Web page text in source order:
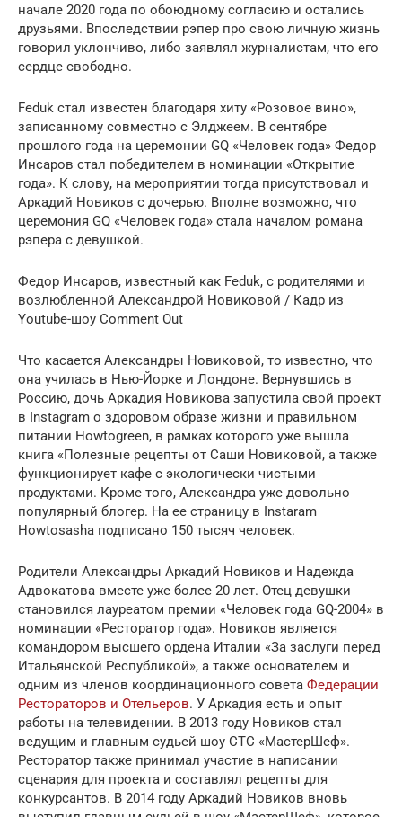
начале 2020 года по обоюдному согласию и остались
друзьями. Впоследствии рэпер про свою личную жизнь
говорил уклончиво, либо заявлял журналистам, что его
сердце свободно.
Feduk стал известен благодаря хиту «Розовое вино»,
записанному совместно с Элджеем. В сентябре
прошлого года на церемонии GQ «Человек года» Федор
Инсаров стал победителем в номинации «Открытие
года». К слову, на мероприятии тогда присутствовал и
Аркадий Новиков с дочерью. Вполне возможно, что
церемония GQ «Человек года» стала началом романа
рэпера с девушкой.
Федор Инсаров, известный как Feduk, с родителями и
возлюбленной Александрой Новиковой / Кадр из
Youtube-шоу Comment Out
Что касается Александры Новиковой, то известно, что
она училась в Нью-Йорке и Лондоне. Вернувшись в
Россию, дочь Аркадия Новикова запустила свой проект
в Instagram о здоровом образе жизни и правильном
питании Howtogreen, в рамках которого уже вышла
книга «Полезные рецепты от Саши Новиковой, а также
функционирует кафе с экологически чистыми
продуктами. Кроме того, Александра уже довольно
популярный блогер. На ее страницу в Instaram
Howtosasha подписано 150 тысяч человек.
Родители Александры Аркадий Новиков и Надежда
Адвокатова вместе уже более 20 лет. Отец девушки
становился лауреатом премии «Человек года GQ-2004» в
номинации «Ресторатор года». Новиков является
командором высшего ордена Италии «За заслуги перед
Итальянской Республикой», а также основателем и
одним из членов координационного совета Федерации
Рестораторов и Отельеров. У Аркадия есть и опыт
работы на телевидении. В 2013 году Новиков стал
ведущим и главным судьей шоу СТС «МастерШеф».
Ресторатор также принимал участие в написании
сценария для проекта и составлял рецепты для
конкурсантов. В 2014 году Аркадий Новиков вновь